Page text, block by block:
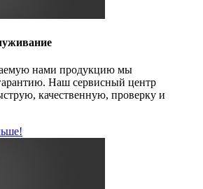
нами продукцию мы
Наш сервисный центр
качественную, проверку и